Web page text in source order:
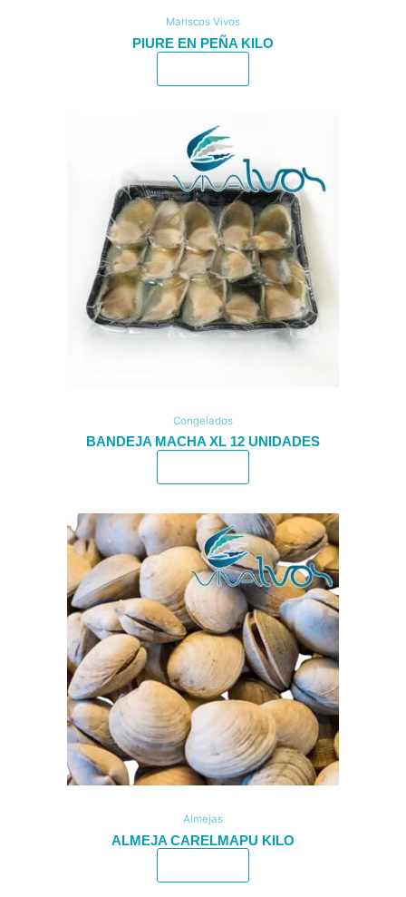
Mariscos Vivos
PIURE EN PEÑA KILO
Congelados
BANDEJA MACHA XL 12 UNIDADES
Almejas
ALMEJA CARELMAPU KILO